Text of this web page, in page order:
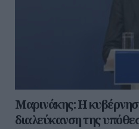
Μαρινάκης: Η
διαλεύκανση της